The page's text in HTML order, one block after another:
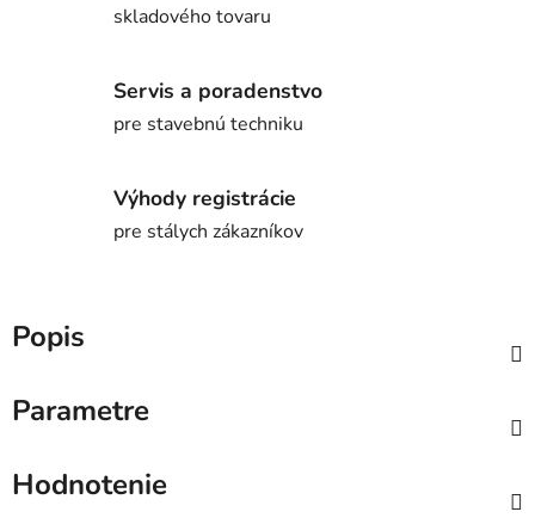
skladového tovaru
Servis a poradenstvo
pre stavebnú techniku
Výhody registrácie
pre stálych zákazníkov
Popis
Parametre
Hodnotenie